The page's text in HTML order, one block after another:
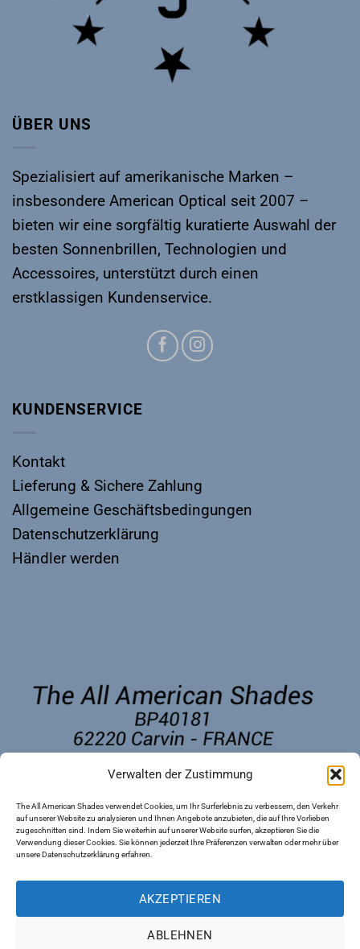
Verwalten der Zustimmung
The All American Shades verwendet Cookies, um Ihr Surferlebnis zu verbessern, den Verkehr
auf unserer Website zu analysieren und Ihnen Angebote anzubieten, die auf Ihre Vorlieben
zugeschnitten sind. Indem Sie weiterhin auf unserer Website surfen, akzeptieren Sie die
Verwendung dieser Cookies. Sie können jederzeit Ihre Präferenzen verwalten oder mehr über
unsere Datenschutzerklärung erfahren.
AKZEPTIEREN
ABLEHNEN
ÜBER UNS
Spezialisiert auf amerikanische Marken –
insbesondere American Optical seit 2007 –
bieten wir eine sorgfältig kuratierte Auswahl der
besten Sonnenbrillen, Technologien und
Accessoires, unterstützt durch einen
erstklassigen Kundenservice.
KUNDENSERVICE
Kontakt
Lieferung & Sichere Zahlung
Allgemeine Geschäftsbedingungen
Datenschutzerklärung
Händler werden